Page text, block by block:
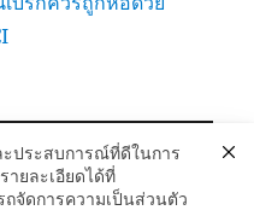
ประสบการณ์ที่ดีในการ
ยละเอียดได้ที่
ถจัดการความเป็นส่วนตัว